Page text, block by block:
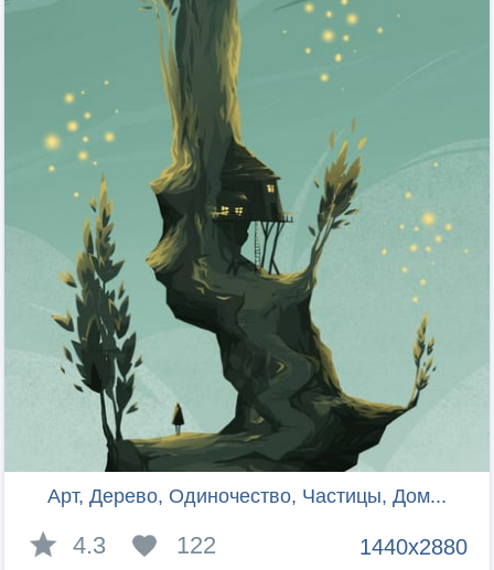
Арт, Дерево, Одиночество, Частицы, Дом...
1440x2880
4.3 122